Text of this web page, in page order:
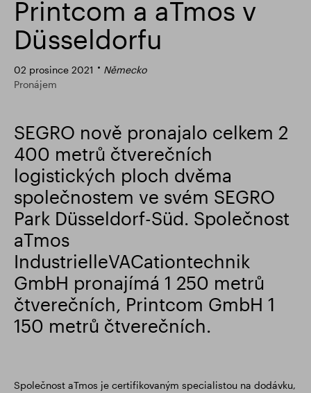
Finanční výsledky Aktualizace obchodování
Chytrý park
Printcom a aTmos v
Düsseldorfu
02 prosince 2021
Německo
Pronájem
SEGRO nově pronajalo celkem 2
400 metrů čtverečních
logistických ploch dvěma
společnostem ve svém SEGRO
Park Düsseldorf-Süd. Společnost
aTmos
IndustrielleVACationtechnik
GmbH pronajímá 1 250 metrů
čtverečních, Printcom GmbH 1
150 metrů čtverečních.
Společnost aTmos je certifikovaným specialistou na dodávku,